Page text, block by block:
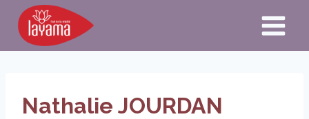
Aller
contenu
Nathalie JOURDAN